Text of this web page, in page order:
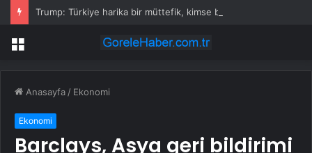
Menü
Anasayfa / Ekonomi
Ekonomi
Barclays, Asya geri bildirimi